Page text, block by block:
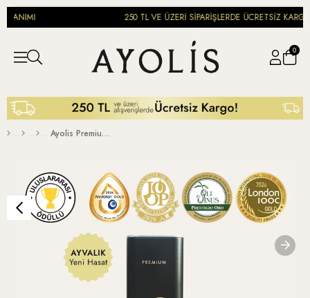
250 TL VE ÜZERİ SİPARİŞLERDE ÜCRETSİZ KARGO
0
Ayolis Premium Gurme Ayvalık Ödüllü Yüksek Polifenollü Erken Hasat Soğuk Sıkım Natürel Sızma Zeytinyağı 2 Lt